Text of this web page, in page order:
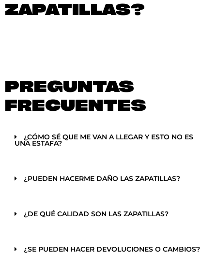
ZAPATILLAS?
PREGUNTAS
FRECUENTES
¿CÓMO SÉ QUE ME VAN A LLEGAR Y ESTO NO ES
UNA ESTAFA?
¿PUEDEN HACERME DAÑO LAS ZAPATILLAS?
¿DE QUÉ CALIDAD SON LAS ZAPATILLAS?
¿SE PUEDEN HACER DEVOLUCIONES O CAMBIOS?